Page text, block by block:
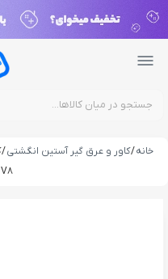
خانه/کاور و عرق گیر آستین انگشتی
V8 چهار عددی